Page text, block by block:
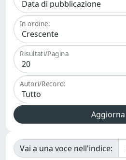
In ordine:
Risultati/Pagina
Autori/Record:
Vai a una voce nell'indice: